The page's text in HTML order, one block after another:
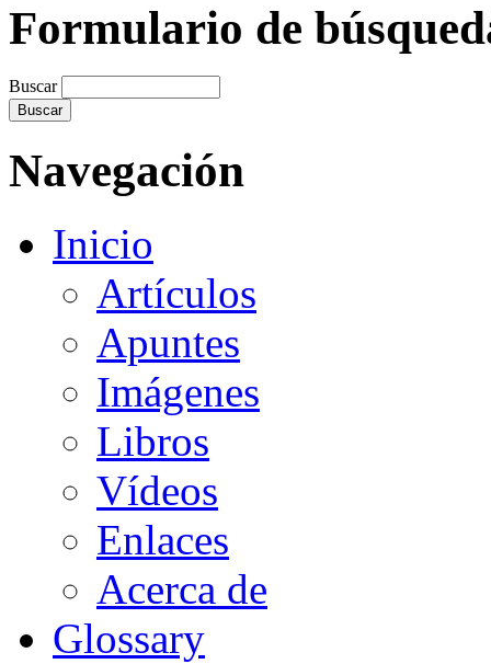
Formulario de
Buscar
Navegación
Inicio
Artículos
Apuntes
Imágenes
Libros
Vídeos
Enlaces
Acerca de
Glossary